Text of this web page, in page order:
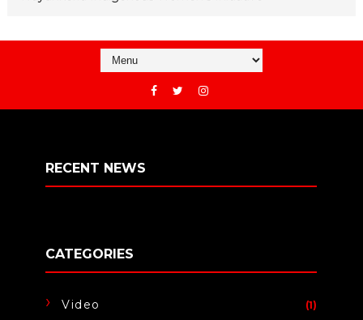
RECENT NEWS
CATEGORIES
Video (1)